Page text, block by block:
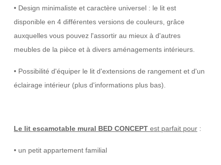
• Design minimaliste et caractère universel : le lit est
disponible en 4 différentes versions de couleurs, grâce
auxquelles vous pouvez l'assortir au mieux à d'autres
meubles de la pièce et à divers aménagements intérieurs.
• Possibilité d'équiper le lit d'extensions de rangement et d'un
éclairage intérieur (plus d'informations plus bas).
Le lit escamotable mural BED CONCEPT est parfait pour :
• un petit appartement familial